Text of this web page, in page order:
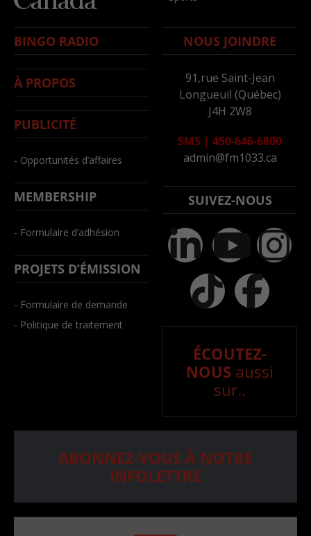
BINGO RADIO
À PROPOS
PUBLICITÉ
- Opportunités d’affaires
MEMBERSHIP
- Formulaire d’adhésion
PROJETS D’ÉMISSION
- Formulaire de demande
- Politique de traitement
NOUS JOINDRE
91,rue Saint-Jean
Longueuil (Québec)
J4H 2W8
SMS | 450-646-6800
admin@fm1033.ca
SUIVEZ-NOUS
ÉCOUTEZ-
NOUS aussi
sur..
ABONNEZ-VOUS À NOTRE
INFOLETTRE